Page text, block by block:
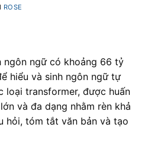
ROSE
ngôn ngữ có khoảng 66 tỷ
hiểu và sinh ngôn ngữ tự
loại transformer, được huấn
và đa dạng nhằm rèn khả
hỏi, tóm tắt văn bản và tạo